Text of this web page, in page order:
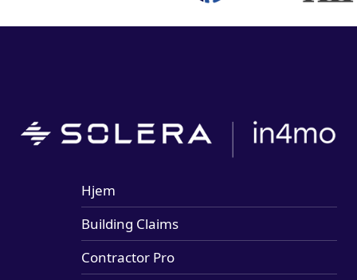
Hjem
Building Claims
Contractor Pro